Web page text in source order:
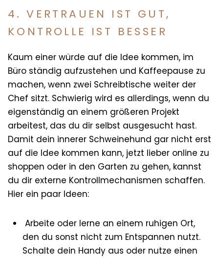
4. VERTRAUEN IST GUT,
KONTROLLE IST BESSER
Kaum einer würde auf die Idee kommen, im
Büro ständig aufzustehen und Kaffeepause zu
machen, wenn zwei Schreibtische weiter der
Chef sitzt. Schwierig wird es allerdings, wenn du
eigenständig an einem größeren Projekt
arbeitest, das du dir selbst ausgesucht hast.
Damit dein innerer Schweinehund gar nicht erst
auf die Idee kommen kann, jetzt lieber online zu
shoppen oder in den Garten zu gehen, kannst
du dir externe Kontrollmechanismen schaffen.
Hier ein paar Ideen:
Arbeite oder lerne an einem ruhigen Ort,
den du sonst nicht zum Entspannen nutzt.
Schalte dein Handy aus oder nutze einen